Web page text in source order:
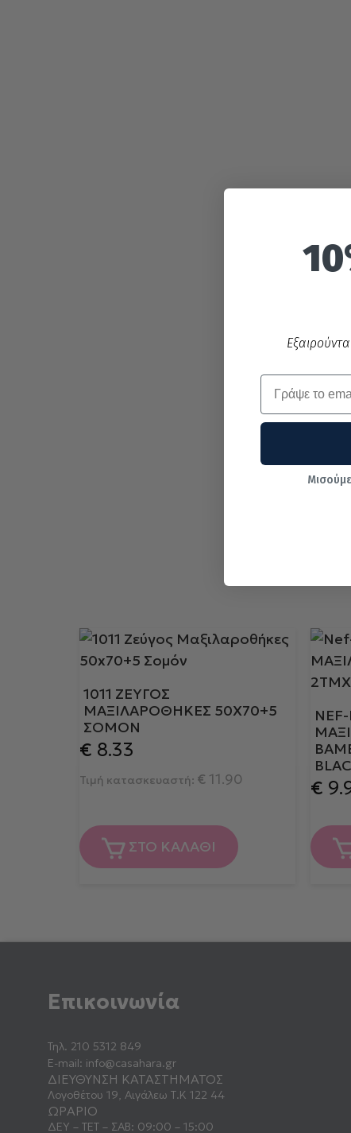
1011 ΖΕΎΓΟΣ
ΜΑΞΙΛΑΡΟΘΉΚΕΣ 50X70+5
ΣΟΜΌΝ
€ 8.33
Τιμή κατασκευαστή: € 11.90
ΣΤΟ ΚΑΛΑΘΙ
€
Επικοινωνία
Τηλ. 210 5312 849
E-mail: info@casahara.gr
ΔΙΕΥΘΥΝΣΗ ΚΑΤΑΣΤΗΜΑΤΟΣ
Λογοθέτου 19, Αιγάλεω Τ.Κ 122 44
ΩΡΑΡΙΟ
ΔΕΥ – ΤΕΤ – ΣΑΒ: 09:00 – 15:00
Email